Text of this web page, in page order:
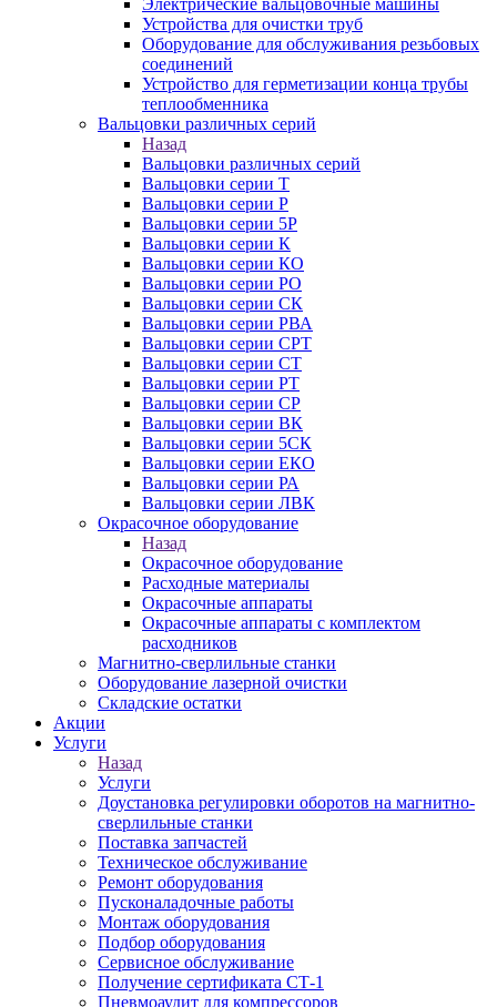
Электрические вальцовочные машины
Устройства для очистки труб
Оборудование для обслуживания резьбовых
соединений
Устройство для герметизации конца трубы
теплообменника
Вальцовки различных серий
Назад
Вальцовки различных серий
Вальцовки серии Т
Вальцовки серии Р
Вальцовки серии 5Р
Вальцовки серии К
Вальцовки серии КО
Вальцовки серии РО
Вальцовки серии СК
Вальцовки серии РВА
Вальцовки серии СРТ
Вальцовки серии СТ
Вальцовки серии РТ
Вальцовки серии СР
Вальцовки серии ВК
Вальцовки серии 5СК
Вальцовки серии ЕКО
Вальцовки серии РА
Вальцовки серии ЛВК
Окрасочное оборудование
Назад
Окрасочное оборудование
Расходные материалы
Окрасочные аппараты
Окрасочные аппараты с комплектом
расходников
Магнитно-сверлильные станки
Оборудование лазерной очистки
Складские остатки
Акции
Услуги
Назад
Услуги
Доустановка регулировки оборотов на магнитно-
сверлильные станки
Поставка запчастей
Техническое обслуживание
Ремонт оборудования
Пусконаладочные работы
Монтаж оборудования
Подбор оборудования
Сервисное обслуживание
Получение сертификата СТ-1
Пневмоаудит для компрессоров